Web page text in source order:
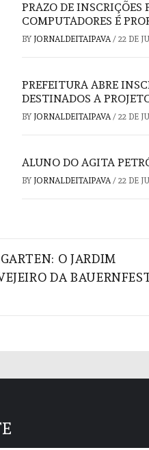
PRAZO DE INSCRIÇÕES
COMPUTADORES É
BY JORNALDEITAIPAVA/ 22 DE
PREFEITURA ABRE
DESTINADOS A
BY JORNALDEITAIPAVA/ 22 DE
ALUNO DO AGITA
BY JORNALDEITAIPAVA/ 22 DE
O JARDIM
DA